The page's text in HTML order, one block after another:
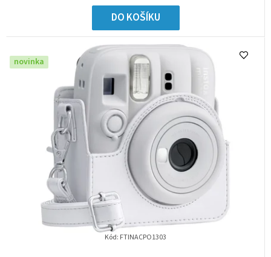
DO KOŠÍKU
novinka
Kód: FTINACPO1303